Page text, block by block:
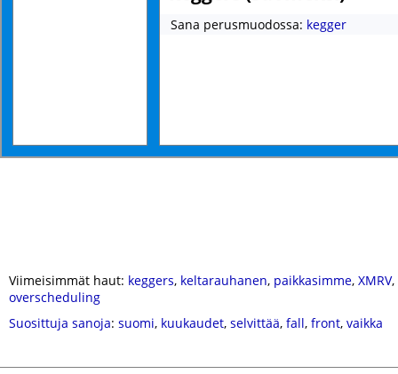
Sana perusmuodossa: kegger
Viimeisimmät haut: keggers, keltarauhanen, paikkasimme, XMRV,
overscheduling
Suosittuja sanoja: suomi, kuukaudet, selvittää, fall, front, vaikka